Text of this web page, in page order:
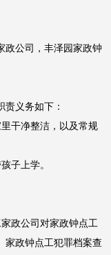
政公司，丰泽园家政钟
责义务如下：
干净整洁，以及常规
子上学。
政公司对家政钟点工
家政钟点工犯罪档案查